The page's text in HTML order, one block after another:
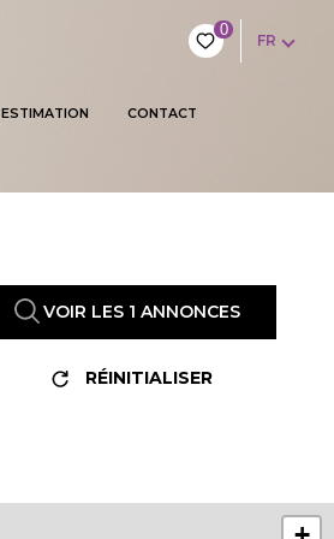
0
FR
ESTIMATION CONTACT
VOIR LES 1 ANNONCES
RÉINITIALISER